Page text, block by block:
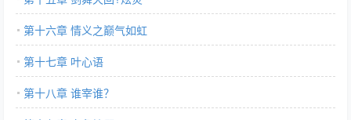
第十六章 情义之巅气如虹
第十七章 叶心语
第十八章 谁宰谁？